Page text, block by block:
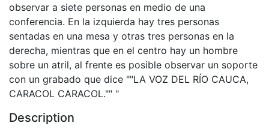
observar a siete personas en medio de una
conferencia. En la izquierda hay tres personas
sentadas en una mesa y otras tres personas en la
derecha, mientras que en el centro hay un hombre
sobre un atril, al frente es posible observar un soporte
con un grabado que dice ""LA VOZ DEL RÍO CAUCA,
CARACOL CARACOL."" "
Description